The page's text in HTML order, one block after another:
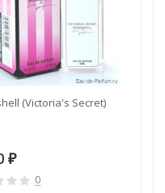
(Victoria's Secret)
₽
0